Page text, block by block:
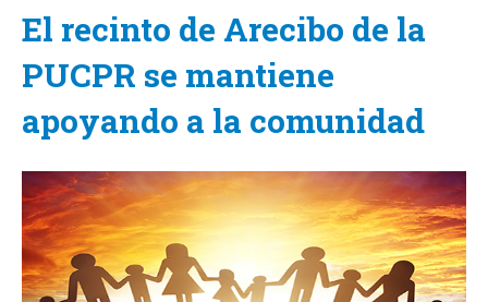
El recinto de Arecibo de la
PUCPR se mantiene
apoyando a la comunidad